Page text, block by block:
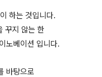
하는 것입니다.
꾸지 않는 한
노베이션 입니다.
바탕으로